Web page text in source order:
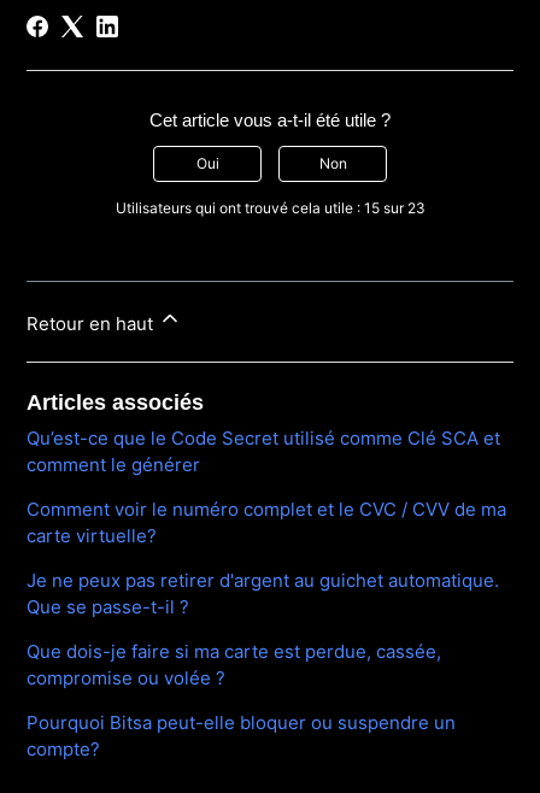
Cet article vous a-t-il été utile ?
Oui Non
Utilisateurs qui ont trouvé cela utile : 15 sur 23
Retour en haut
Articles associés
Qu’est-ce que le Code Secret utilisé comme Clé SCA et
comment le générer
Comment voir le numéro complet et le CVC / CVV de ma
carte virtuelle?
Je ne peux pas retirer d'argent au guichet automatique.
Que se passe-t-il ?
Que dois-je faire si ma carte est perdue, cassée,
compromise ou volée ?
Pourquoi Bitsa peut-elle bloquer ou suspendre un
compte?